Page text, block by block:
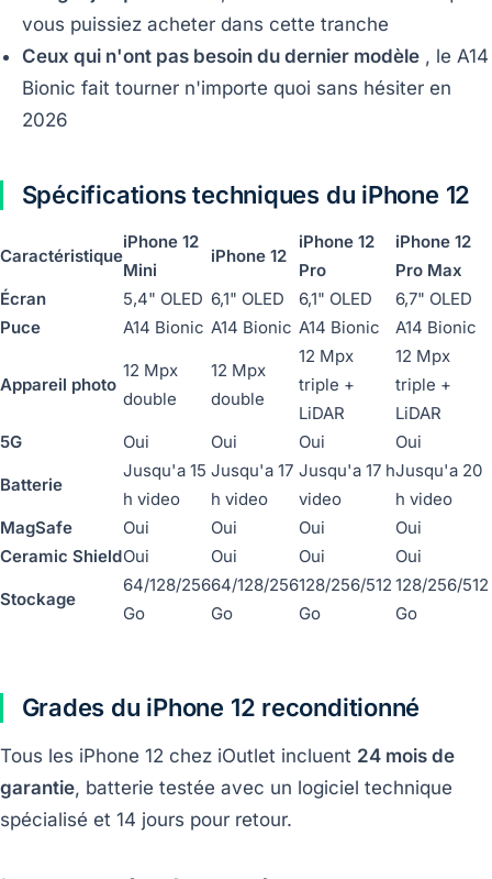
vous puissiez acheter dans cette tranche
Ceux qui n'ont pas besoin du dernier modèle , le A14
Bionic fait tourner n'importe quoi sans hésiter en
2026
Spécifications techniques du iPhone 12
Caractéristique
iPhone 12
Mini
iPhone 12
iPhone 12
Pro
iPhone 12
Pro Max
Écran
5,4" OLED 6,1" OLED 6,1" OLED
6,7" OLED
Puce
A14 Bionic A14 Bionic A14 Bionic A14 Bionic
Appareil photo
12 Mpx
double
12 Mpx
double
12 Mpx
triple +
LiDAR
12 Mpx
triple +
LiDAR
5G
Oui Oui Oui Oui
Batterie
Jusqu'a 15
h video
Jusqu'a 17
h video
Jusqu'a 17 h
video
Jusqu'a 20
h video
MagSafe
Oui Oui Oui
Oui
Ceramic ShieldOui Oui Oui Oui
Stockage
64/128/256
Go
64/128/256
Go
128/256/512
Go
128/256/512
Go
Grades du iPhone 12 reconditionné
Tous les iPhone 12 chez iOutlet incluent 24 mois de
garantie, batterie testée avec un logiciel technique
spécialisé et 14 jours pour retour.